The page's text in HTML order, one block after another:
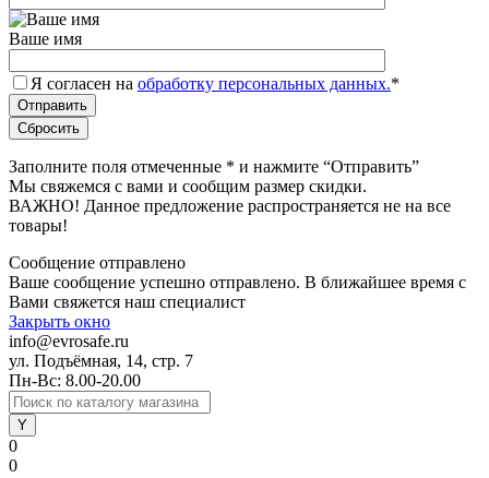
Ваше имя
Я согласен на обработку персональных данных.*
Заполните поля отмеченные * и нажмите “Отправить”
Мы свяжемся с вами и сообщим размер скидки.
ВАЖНО! Данное предложение распространяется не на все
товары!
Сообщение отправлено
Ваше сообщение успешно отправлено. В ближайшее время с
Вами свяжется наш специалист
Закрыть окно
info@evrosafe.ru
ул. Подъёмная, 14, стр. 7
Пн-Вс: 8.00-20.00
0
0